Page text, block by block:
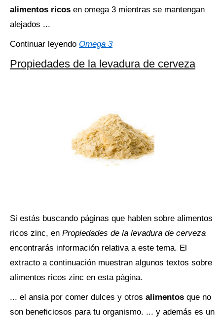
alimentos ricos en omega 3 mientras se mantengan
alejados ...
Continuar leyendo Omega 3
Propiedades de la levadura de cerveza
Si estás buscando páginas que hablen sobre alimentos
ricos zinc, en Propiedades de la levadura de cerveza
encontrarás información relativa a este tema. El
extracto a continuación muestran algunos textos sobre
alimentos ricos zinc en esta página.
... el ansia por comer dulces y otros alimentos que no
son beneficiosos para tu organismo. ... y además es un